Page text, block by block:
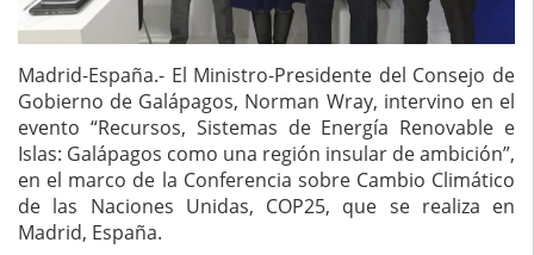
Madrid-España.- El Ministro-Presidente del Consejo de
Gobierno de Galápagos, Norman Wray, intervino en el
evento “Recursos, Sistemas de Energía Renovable e
Islas: Galápagos como una región insular de ambición”,
en el marco de la Conferencia sobre Cambio Climático
de las Naciones Unidas, COP25, que se realiza en
Madrid, España.